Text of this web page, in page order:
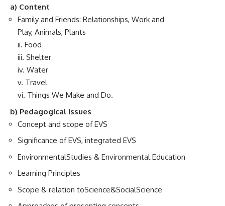
a) Content
Family and Friends: Relationships, Work and
Play, Animals, Plants
ii. Food
iii. Shelter
iv. Water
v. Travel
vi. Things We Make and Do.
b) Pedagogical Issues
Concept and scope of EVS
Significance of EVS, integrated EVS
EnvironmentalStudies & Environmental Education
Learning Principles
Scope & relation toScience&SocialScience